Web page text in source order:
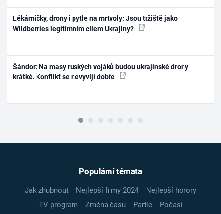
Lékárničky, drony i pytle na mrtvoly: Jsou tržiště jako
Wildberries legitimním cílem Ukrajiny?
Šándor: Na masy ruských vojáků budou ukrajinské drony
krátké. Konflikt se nevyvíjí dobře
Populární témata
Jak zhubnout Nejlepší filmy 2024
Nejlepší horory
TV program
Změna času Partie
Počasí